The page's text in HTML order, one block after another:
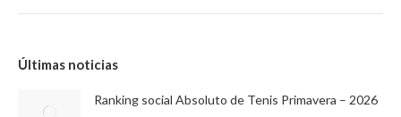
Últimas noticias
Ranking social Absoluto de Tenis Primavera – 2026